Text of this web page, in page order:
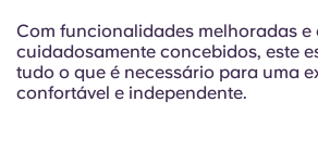
Com funcionalidades melhoradas e
cuidadosamente concebidos, este
tudo o que é necessário para uma
confortável e independente.